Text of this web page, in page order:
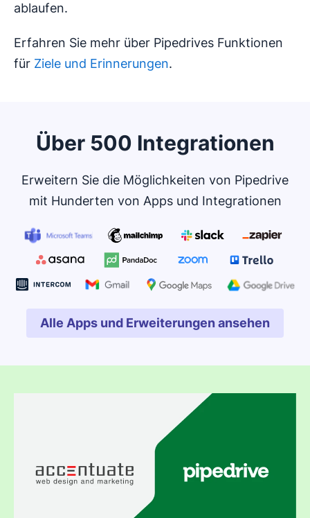
ablaufen.
Erfahren Sie mehr über Pipedrives Funktionen
für Ziele und Erinnerungen.
Über 500 Integrationen
Erweitern Sie die Möglichkeiten von Pipedrive
mit Hunderten von Apps und Integrationen
Alle Apps und Erweiterungen ansehen
In neuem Fenster öffnen